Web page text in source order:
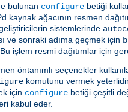
bulunan configure betiği
kaynak ağacının resmen
sistemlerinde
ve sonraki adıma geçmek için
işlem resmi dağıtımlar için
öntanımlı seçenekler
komutunu vermek
için configure betiği çeşitli
kabul eder.